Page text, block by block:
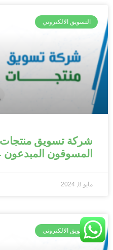
التسويق الالكتروني
شركة تسويق منتجات:
المسوقون المبدعون 2024
مايو 8, 2024
التسويق الالكتروني